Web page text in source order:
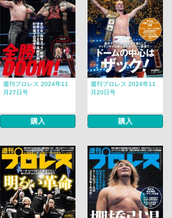
週刊プロレス 2024年11
月27日号
購入
週刊プロレス 2024年11
月20日号
購入